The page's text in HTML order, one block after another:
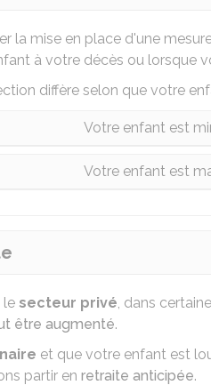
la mise en place d'une
à votre décès ou lorsque
diffère selon que votre
Votre enfant est
Votre enfant est
le secteur privé, dans
être augmenté.
et que votre enfant est
partir en retraite anticipée.